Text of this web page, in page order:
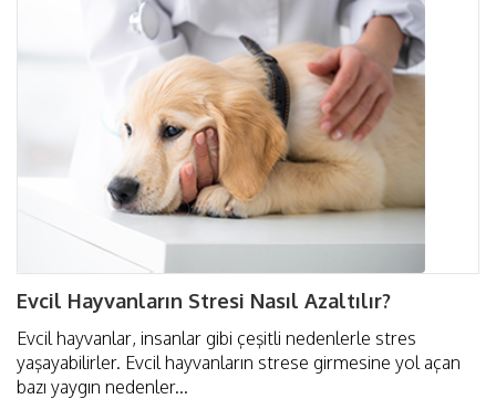
Evcil Hayvanların Stresi Nasıl Azaltılır?
Evcil hayvanlar, insanlar gibi çeşitli nedenlerle stres
yaşayabilirler. Evcil hayvanların strese girmesine yol açan
bazı yaygın nedenler...